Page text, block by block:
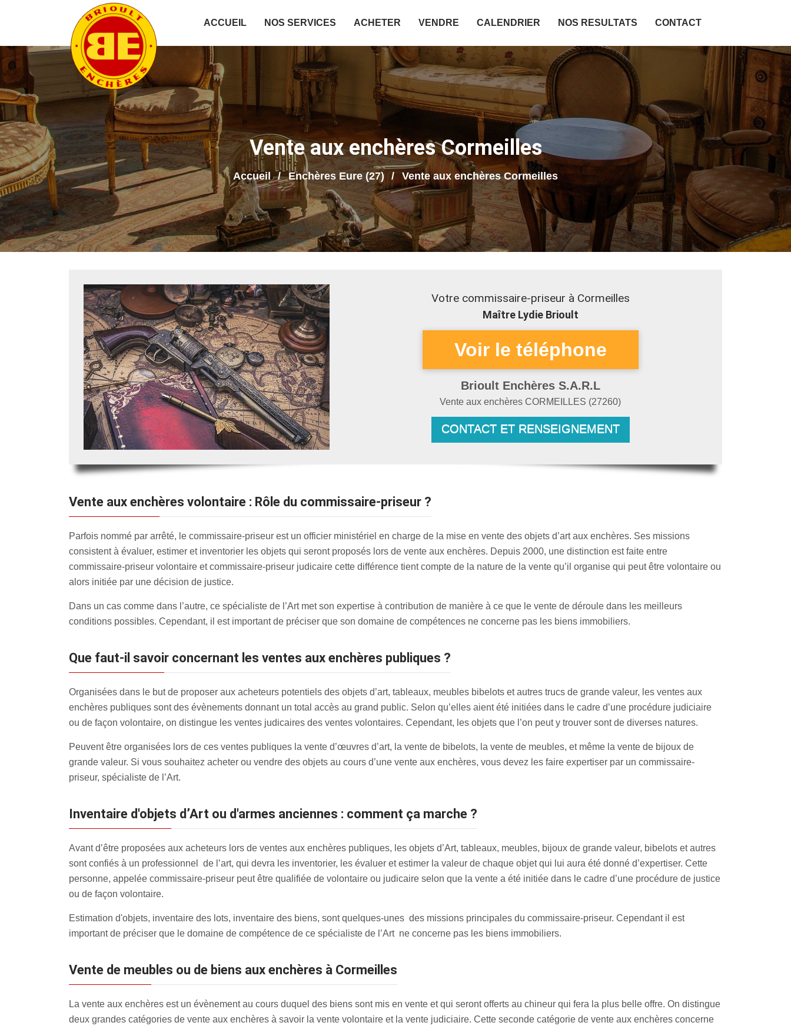
ACCUEIL NOS SERVICES ACHETER VENDRE CALENDRIER NOS RESULTATS CONTACT
Vente aux enchères Cormeilles
Accueil Enchères Eure (27) Vente aux enchères Cormeilles
Votre commissaire-priseur à Cormeilles
Maître Lydie Brioult
Brioult Enchères S.A.R.L
Vente aux enchèresCORMEILLES (27260)
CONTACT ET RENSEIGNEMENT
Vente aux enchères volontaire : Rôle du commissaire-priseur ?
Parfois nommé par arrêté, le commissaire-priseur est un officier ministériel en charge de la mise en vente des objets d’art aux enchères. Ses missions
consistent à évaluer, estimer et inventorier les objets qui seront proposés lors de vente aux enchères. Depuis 2000, une distinction est faite entre
commissaire-priseur volontaire et commissaire-priseur judicaire cette différence tient compte de la nature de la vente qu’il organise qui peut être volontaire ou
alors initiée par une décision de justice.
Dans un cas comme dans l’autre, ce spécialiste de l’Art met son expertise à contribution de manière à ce que le vente de déroule dans les meilleurs
conditions possibles. Cependant, il est important de préciser que son domaine de compétences ne concerne pas les biens immobiliers.
Que faut-il savoir concernant les ventes aux enchères publiques ?
Organisées dans le but de proposer aux acheteurs potentiels des objets d’art, tableaux, meubles bibelots et autres trucs de grande valeur, les ventes aux
enchères publiques sont des évènements donnant un total accès au grand public. Selon qu’elles aient été initiées dans le cadre d’une procédure judiciaire
ou de façon volontaire, on distingue les ventes judicaires des ventes volontaires. Cependant, les objets que l’on peut y trouver sont de diverses natures.
Peuvent être organisées lors de ces ventes publiques la vente d’œuvres d’art, la vente de bibelots, la vente de meubles, et même la vente de bijoux de
grande valeur. Si vous souhaitez acheter ou vendre des objets au cours d’une vente aux enchères, vous devez les faire expertiser par un commissaire-
priseur, spécialiste de l’Art.
inventaire d'objets d’Art ou d'armes anciennes : comment ça marche ?
Avant d’être proposées aux acheteurs lors de ventes aux enchères publiques, les objets d’Art, tableaux, meubles, bijoux de grande valeur, bibelots et autres
sont confiés à un professionnel de l’art, qui devra les inventorier, les évaluer et estimer la valeur de chaque objet qui lui aura été donné d’expertiser. Cette
personne, appelée commissaire-priseur peut être qualifiée de volontaire ou judicaire selon que la vente a été initiée dans le cadre d’une procédure de justice
ou de façon volontaire.
Estimation d'objets, inventaire des lots, inventaire des biens, sont quelques-unes des missions principales du commissaire-priseur. Cependant il est
important de préciser que le domaine de compétence de ce spécialiste de l’Art ne concerne pas les biens immobiliers.
Vente de meubles ou de biens aux enchères à Cormeilles
La vente aux enchères est un évènement au cours duquel des biens sont mis en vente et qui seront offerts au chineur qui fera la plus belle offre. On distingue
deux grandes catégories de vente aux enchères à savoir la vente volontaire et la vente judiciaire. Cette seconde catégorie de vente aux enchères concerne